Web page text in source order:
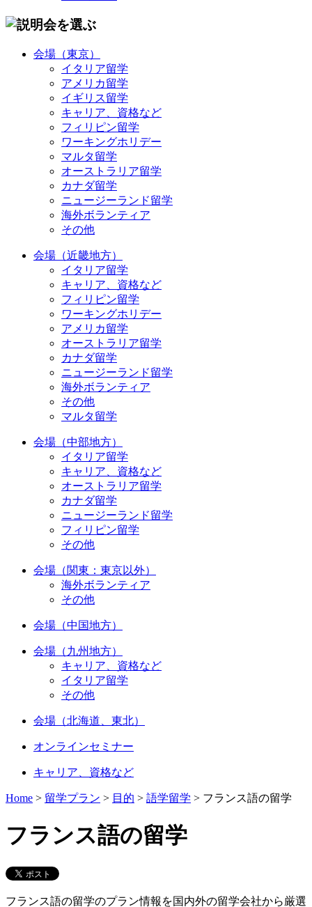
会場（東京）
イタリア留学
アメリカ留学
イギリス留学
キャリア、資格など
フィリピン留学
ワーキングホリデー
マルタ留学
オーストラリア留学
カナダ留学
ニュージーランド留学
海外ボランティア
その他
会場（近畿地方）
イタリア留学
キャリア、資格など
フィリピン留学
ワーキングホリデー
アメリカ留学
オーストラリア留学
カナダ留学
ニュージーランド留学
海外ボランティア
その他
マルタ留学
会場（中部地方）
イタリア留学
キャリア、資格など
オーストラリア留学
カナダ留学
ニュージーランド留学
フィリピン留学
その他
会場（関東：東京以外）
海外ボランティア
その他
会場（中国地方）
会場（九州地方）
キャリア、資格など
イタリア留学
その他
会場（北海道、東北）
オンラインセミナー
キャリア、資格など
Home > 留学プラン > 目的 > 語学留学 > フランス語の留学
フランス語の留学
フランス語の留学のプラン情報を国内外の留学会社から厳選